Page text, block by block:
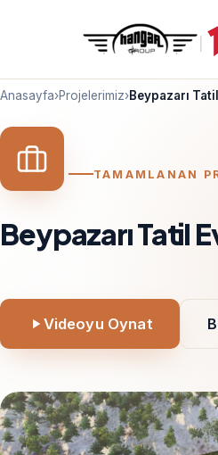
Anasayfa›Projelerimiz›Beypazarı
TAMAMLANAN
Beypazarı Tatil
Videoyu Oynat